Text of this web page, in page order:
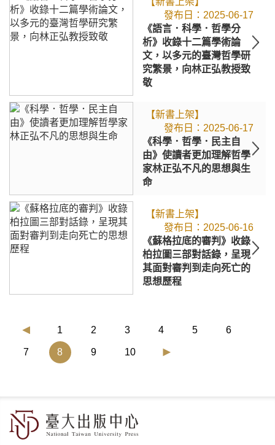
2025-06-17
《語言．科學．哲學分
析》收錄十二篇學術論
文，以多元的臺灣哲學研
究繁景，向林正弘教授致
敬
【新書上架】
2025-06-17
《科學．哲學．民主自
由》使讀者更加理解哲學
家林正弘不凡的思想與生
命
【新書上架】
2025-06-16
《蘇格拉底的審判》收錄
柏拉圖三部對話錄，呈現
其面對審判到走向死亡的
思想歷程
1 2 3 4 5 6
7 8(current)
9 10